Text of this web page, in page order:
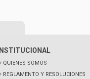
INSTITUCIONAL
QUIENES SOMOS
REGLAMENTO Y RESOLUCIONES